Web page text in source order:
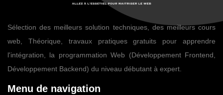
Sélection des meilleurs solution techniques, des meilleurs cours
web, Théorique, travaux pratiques gratuits pour apprendre
l'intégration, la programmation Web (Développement Frontend,
Développement Backend) du niveau débutant à expert.
Menu de navigation